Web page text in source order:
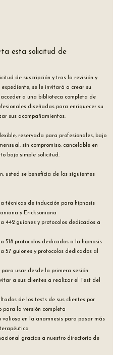
esta solicitud de
de suscripción y tras la revisión y
expediente, se le invitará a crear su
a una biblioteca completa de
diseñadas para enriquecer su
sus acompañamientos.
reservada para profesionales, bajo
sin compromiso, cancelable en
bajo simple solicitud.
usted se beneficia de los siguientes
técnicas de inducción para hipnosis
y Ericksoniana
442 guiones y protocolos dedicados a
518 protocolos dedicados a la hipnosis
57 guiones y protocolos dedicados al
usar desde la primera sesión
a sus clientes a realizar el Test del
de los tests de sus clientes por
para la versión completa
valioso en la anamnesis para pasar más
gracias a nuestro directorio de